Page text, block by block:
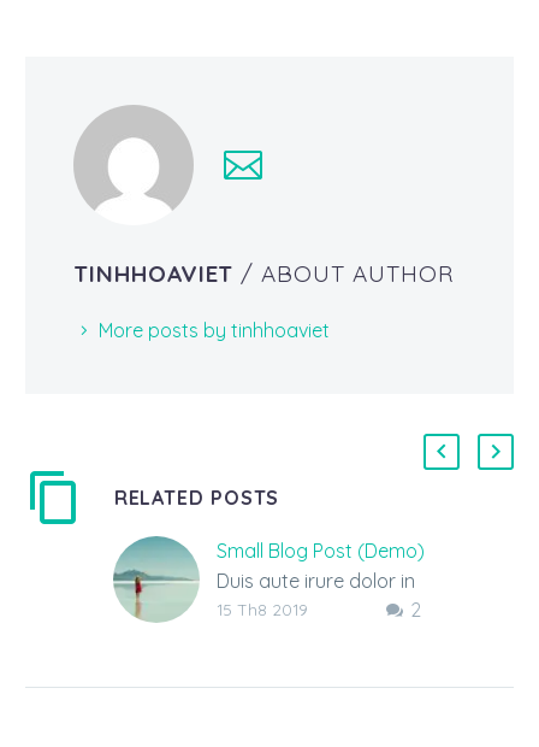
TINHHOAVIET / ABOUT AUTHOR
More posts by tinhhoaviet
RELATED POSTS
Small Blog Post (Demo)
Duis aute irure dolor in
reprehenderit in
2
15 Th8 2019